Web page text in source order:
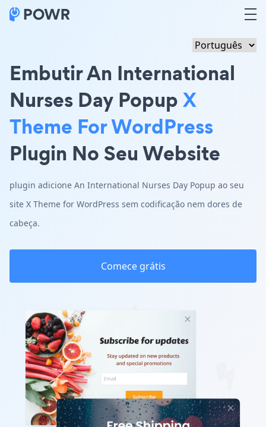
Embutir An International
Nurses Day PopupX
Theme For WordPress
Plugin No Seu Website
plugin adicione An International Nurses Day Popup ao seu
site X Theme for WordPress sem codificação nem dores de
cabeça.
Comece grátis